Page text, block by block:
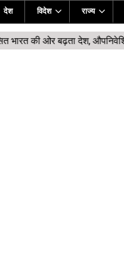
देश विदेश राज्य